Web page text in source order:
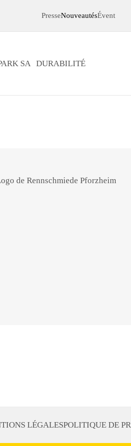
PresseNouveautésÉvent
SA DURABILITÉ
LÉGALESPOLITIQUE DE